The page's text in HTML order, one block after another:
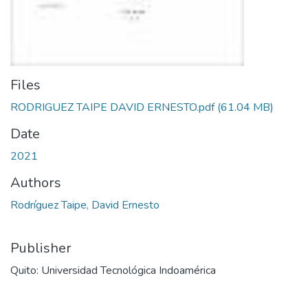
Files
RODRIGUEZ TAIPE DAVID ERNESTO.pdf(61.04 MB)
Date
2021
Authors
Rodríguez Taipe, David Ernesto
Publisher
Quito: Universidad Tecnológica Indoamérica